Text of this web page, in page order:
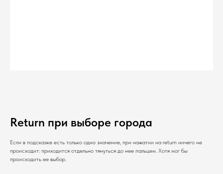
Return при выборе города
Если в подсказке есть только одно значение, при нажатии на return ничего не
происходит: приходится отдельно тянуться до нее пальцем. Хотя мог бы
происходить ее выбор.